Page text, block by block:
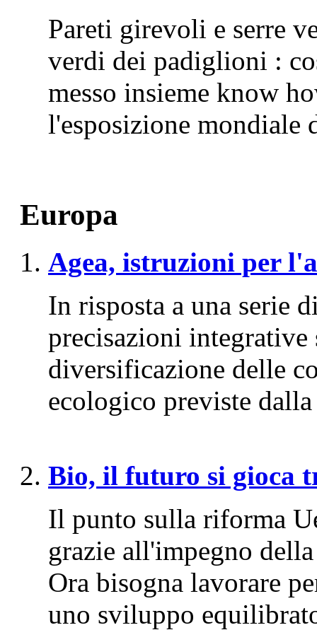
Pareti girevoli e serre
verdi dei padiglioni :
messo insieme know
l'esposizione mondiale
Europa
Agea, istruzioni per
In risposta a una serie
precisazioni
diversificazione delle
ecologico previste
Bio, il futuro si gioca
Il punto sulla riforma
grazie all'impegno
Ora bisogna lavorare
uno sviluppo